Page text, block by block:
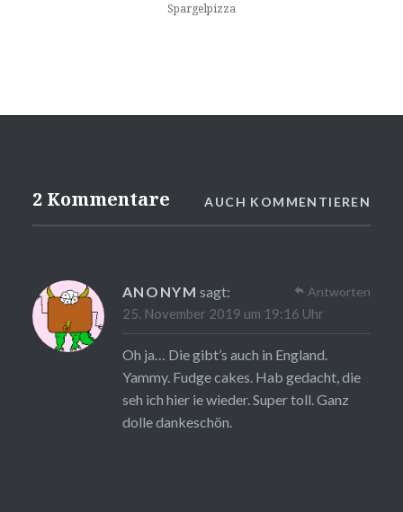
Spargelpizza
2 Kommentare AUCH KOMMENTIEREN
ANONYM sagt:
25. November 2019 um 19:16 Uhr
Oh ja… Die gibt’s auch in England.
Yammy. Fudge cakes. Hab gedacht, die
seh ich hier ie wieder. Super toll. Ganz
dolle dankeschön.
Antworten